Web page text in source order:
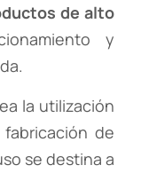
de alto
y
la utilización
de
se destina a